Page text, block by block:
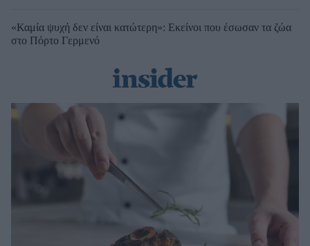
«Καμία ψυχή δεν είναι κατώτερη»: Εκείνοι που έσωσαν τα ζώα
στο Πόρτο Γερμενό